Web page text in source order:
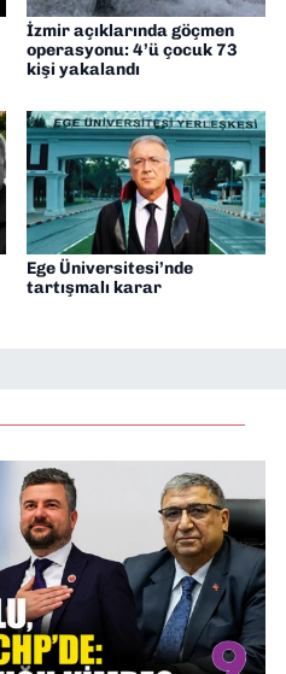
İzmir açıklarında göçmen
operasyonu: 4’ü çocuk 73
kişi yakalandı
Ege Üniversitesi’nde
tartışmalı karar